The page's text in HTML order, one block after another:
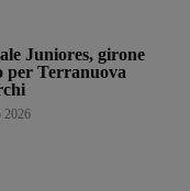
Juniores, girone
per Terranuova
2026